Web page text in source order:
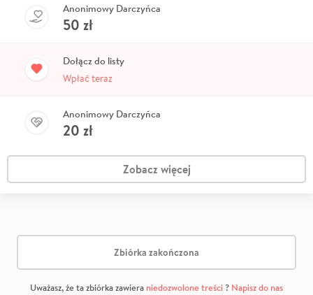
Anonimowy Darczyńca
50 zł
Dołącz do listy
Wpłać teraz
Anonimowy Darczyńca
20 zł
Zobacz więcej
Zbiórka zakończona
Uważasz, że ta zbiórka zawiera niedozwolone treści? Napisz do nas